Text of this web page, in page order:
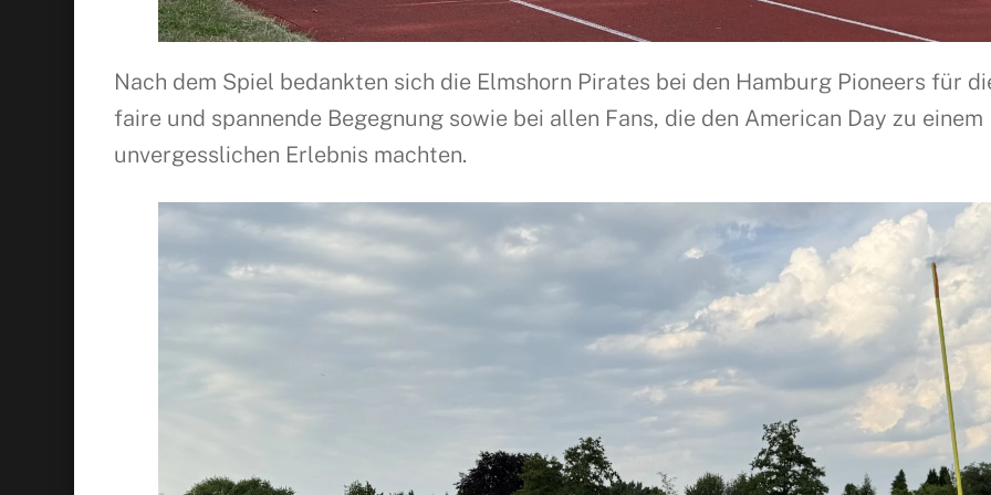
Nach dem Spiel bedankten sich die Elmshorn Pirates bei den Hamburg Pioneers für
faire und spannende Begegnung sowie bei allen Fans, die den American Day zu einem
unvergesslichen Erlebnis machten.